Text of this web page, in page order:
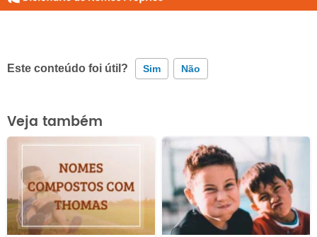
Este conteúdo foi útil? Sim Não
Este conteúdo contém informação incorreta
Este conteúdo não tem a informação que procuro
Outro
Veja também